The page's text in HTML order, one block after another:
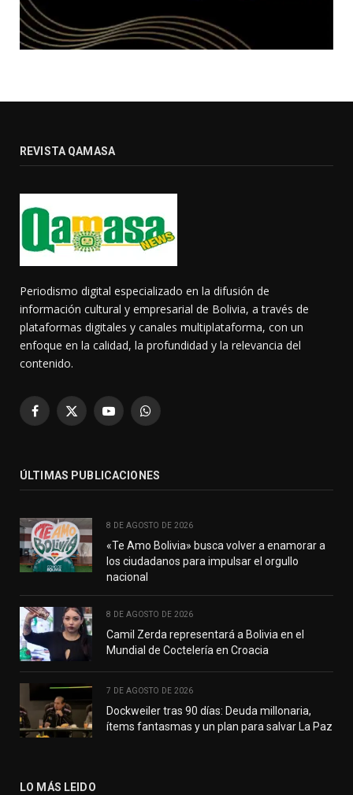
REVISTA QAMASA
Periodismo digital especializado en la difusión de
información cultural y empresarial de Bolivia, a través de
plataformas digitales y canales multiplataforma, con un
enfoque en la calidad, la profundidad y la relevancia del
contenido.
Facebook
X
YouTubeWhatsApp
ÚLTIMAS PUBLICACIONES
8 DE AGOSTO DE 2026
«Te Amo Bolivia» busca volver a enamorar a
los ciudadanos para impulsar el orgullo
nacional
8 DE AGOSTO DE 2026
Camil Zerda representará a Bolivia en el
Mundial de Coctelería en Croacia
7 DE AGOSTO DE 2026
Dockweiler tras 90 días: Deuda millonaria,
ítems fantasmas y un plan para salvar La Paz
LO MÁS LEIDO